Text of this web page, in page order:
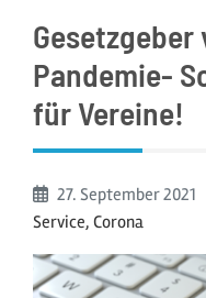
Pandemie-
für Vereine!
Beginn:
27. September2021
Service, Corona